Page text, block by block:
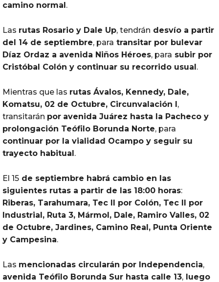
camino normal.
Las rutas Rosario y Dale Up, tendrán desvío a partir
del 14 de septiembre, para transitar por bulevar
Díaz Ordaz a avenida Niños Héroes, para subir por
Cristóbal Colón y continuar su recorrido usual.
Mientras que las rutas Ávalos, Kennedy, Dale,
Komatsu, 02 de Octubre, Circunvalación I,
transitarán por avenida Juárez hasta la Pacheco y
prolongación Teófilo Borunda Norte, para
continuar por la vialidad Ocampo y seguir su
trayecto habitual.
El 15 de septiembre habrá cambio en las
siguientes rutas a partir de las 18:00 horas:
Riberas, Tarahumara, Tec II por Colón, Tec II por
Industrial, Ruta 3, Mármol, Dale, Ramiro Valles, 02
de Octubre, Jardines, Camino Real, Punta Oriente
y Campesina.
Las mencionadas circularán por Independencia,
avenida Teófilo Borunda Sur hasta calle 13, luego